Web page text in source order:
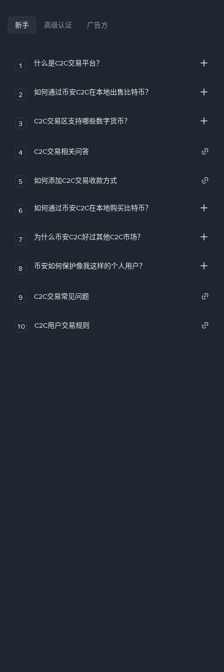
新手 高级认证 广告方
1 什么是C2C交易平台？
2 如何通过币安C2C在本地出售比特币？
3 C2C交易区支持哪些数字货币？
4 C2C交易相关问答
5 如何添加C2C交易收款方式
6 如何通过币安C2C在本地购买比特币？
7 为什么币安C2C好过其他C2C市场？
8 币安如何保护像我这样的个人用户？
9 C2C交易常见问题
10 C2C用户交易规则